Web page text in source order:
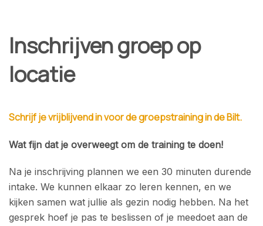
Inschrijven groep op
locatie
Schrijf je vrijblijvend in voor de groepstraining in de Bilt.
Wat fijn dat je overweegt om de training te doen!
Na je inschrijving plannen we een 30 minuten durende
intake. We kunnen elkaar zo leren kennen, en we
kijken samen wat jullie als gezin nodig hebben. Na het
gesprek hoef je pas te beslissen of je meedoet aan de